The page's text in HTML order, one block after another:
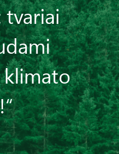
klimato